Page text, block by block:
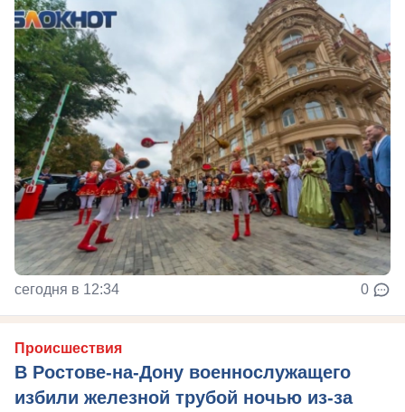
сегодня в 12:34 0
Происшествия
В Ростове-на-Дону военнослужащего
избили железной трубой ночью из-за